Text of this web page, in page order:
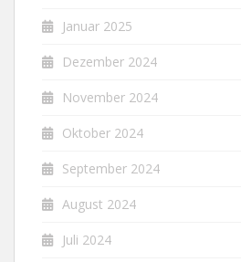
Januar 2025
Dezember 2024
November 2024
Oktober 2024
September 2024
August 2024
Juli 2024